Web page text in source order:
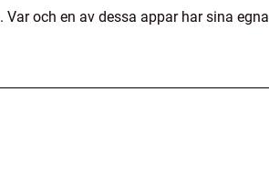
och en av dessa appar har sina egna